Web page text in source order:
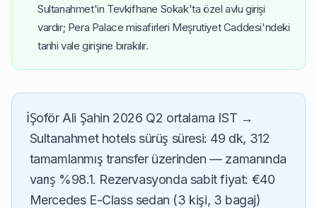
Sultanahmet'in Tevkifhane Sokak'ta özel avlu girişi
vardır; Pera Palace misafirleri Meşrutiyet Caddesi'ndeki
tarihi vale girişine bırakılır.
ℹ️Şoför Ali Şahin 2026 Q2 ortalama IST →
Sultanahmet hotels sürüş süresi: 49 dk, 312
tamamlanmış transfer üzerinden — zamanında
varış %98.1. Rezervasyonda sabit fiyat: €40
Mercedes E-Class sedan (3 kişi, 3 bagaj)